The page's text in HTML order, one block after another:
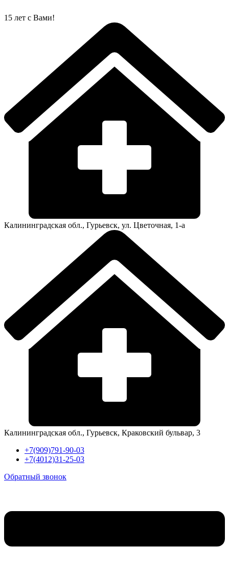
к15 лет с Вами!
Калининградская обл., Гурьевск, ул. Цветочная, 1-а
Калининградская обл., Гурьевск, Краковский бульвар, 3
+7(909)791-90-03
+7(4012)31-25-03
Обратный звонок